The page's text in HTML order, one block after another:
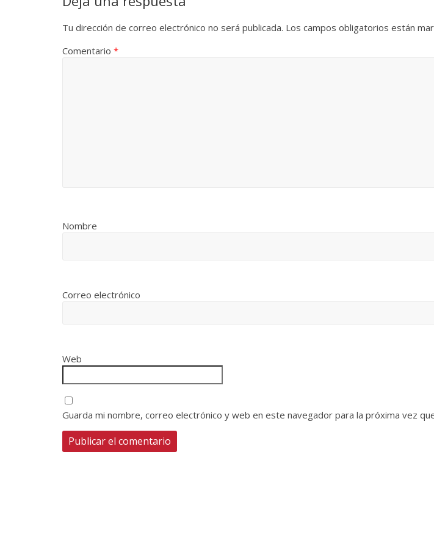
Tu dirección de correo electrónico no será publicada. Los campos obligatorios están
Comentario *
Nombre
Correo electrónico
Web
Guarda mi nombre, correo electrónico y web en este navegador para la próxima vez